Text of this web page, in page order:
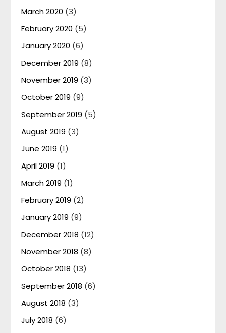
March 2020 (3)
February 2020 (5)
January 2020 (6)
December 2019 (8)
November 2019 (3)
October 2019 (9)
September 2019 (5)
August 2019 (3)
June 2019 (1)
April 2019 (1)
March 2019 (1)
February 2019 (2)
January 2019 (9)
December 2018 (12)
November 2018 (8)
October 2018 (13)
September 2018 (6)
August 2018 (3)
July 2018 (6)